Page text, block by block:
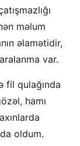
məlum
əlamətidir,
var.
fil qulağında
hamı
oldum.